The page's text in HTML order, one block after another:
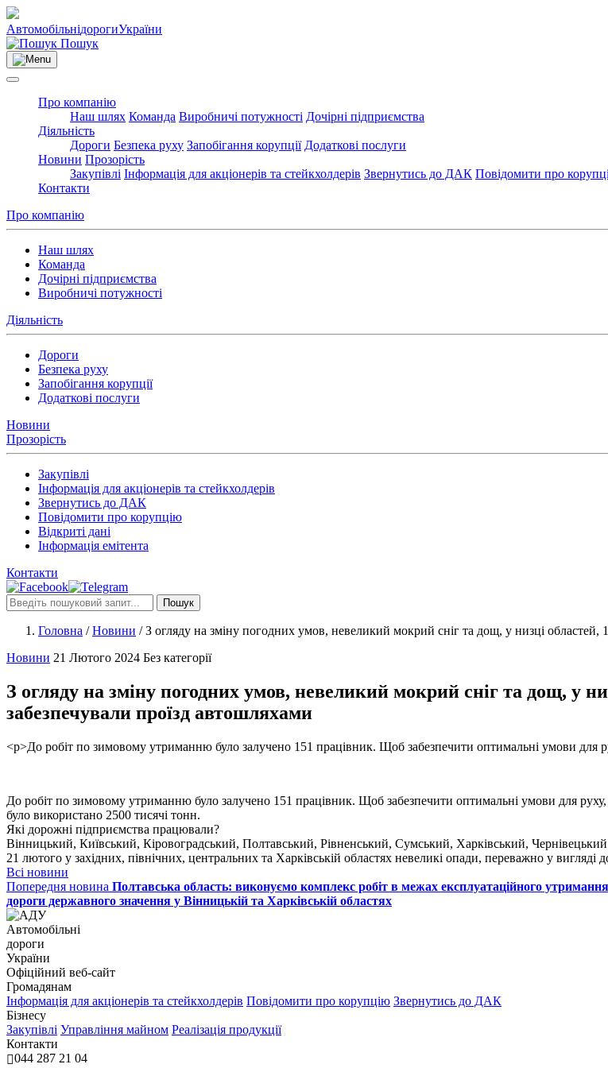
АвтомобільнідорогиУкраїни
Пошук
Про компанію
Наш шлях Команда Виробничі потужності Дочірні підприємства
Діяльність
Дороги Безпека руху Запобігання корупції Додаткові послуги
Новини Прозорість
Закупівлі Інформація для акціонерів та стейкхолдерів Звернутись до ДАК Повідомити про
Контакти
Про компанію
Наш шлях
Команда
Дочірні підприємства
Виробничі потужності
Діяльність
Дороги
Безпека руху
Запобігання корупції
Додаткові послуги
Новини
Прозорість
Закупівлі
Інформація для акціонерів та стейкхолдерів
Звернутись до ДАК
Повідомити про корупцію
Відкриті дані
Інформація емітента
Контакти
Пошук
Головна /Новини /З огляду на зміну погодних умов, невеликий мокрий сніг та дощ, у низці областей,
Новини 21 Лютого 2024 Без категорії
З огляду на зміну погодних умов, невеликий мокрий сніг та дощ, у
забезпечували проїзд автошляхами
<p>До робіт по зимовому утриманню було залучено 151 працівник. Щоб забезпечити оптимальні умови для
До робіт по зимовому утриманню було залучено 151 працівник. Щоб забезпечити оптимальні умови для
було використано 2500 тисячі тонн.
Які дорожні підприємства працювали?
Вінницький, Київський, Кіровоградський, Полтавський, Рівненський, Сумський, Харківський,
21 лютого у західних, північних, центральних та Харківській областях невеликі опади, переважно у вигляді
Всі новини
Попередня новина Полтавська область: виконуємо комплекс робіт в межах експлуатаційного утримання
дороги державного значення у Вінницькій та Харківській областях
Автомобільні
дороги
України
Офіційний веб‑сайт
Громадянам
Інформація для акціонерів та стейкхолдерів Повідомити про корупцію Звернутись до ДАК
Бізнесу
Закупівлі Управління майном Реалізація продукції
Контакти
044 287 21 04